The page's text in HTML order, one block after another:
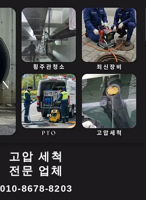
고압 세척
전문 업체
010-8678-8203